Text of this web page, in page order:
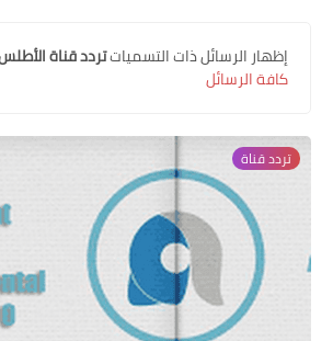
اقوى
ترددات
‏إظهار الرسائل ذات التسمياتتردد قناة
كافة الرسائل
تردد قناة